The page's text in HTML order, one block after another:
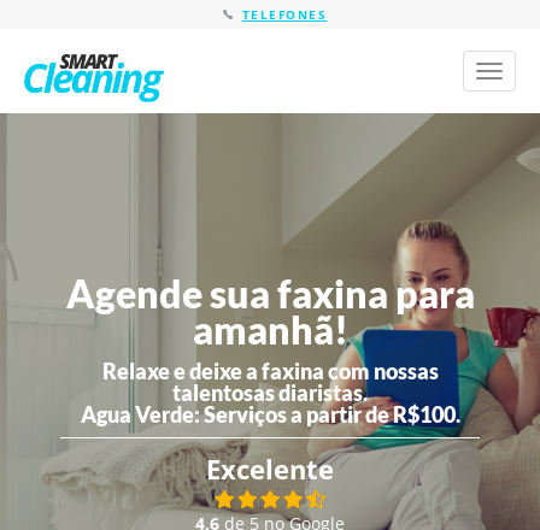
TELEFONES
Toggle
Agende sua faxina para
amanhã!
Relaxe e deixe a faxina com nossas
talentosas diaristas.
Agua Verde:Serviços a partir de R$100.
Excelente
4,6 de 5 no Google